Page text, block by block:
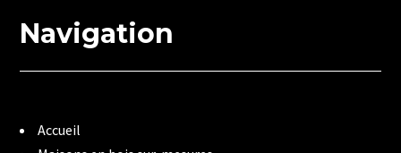
Navigation
Accueil